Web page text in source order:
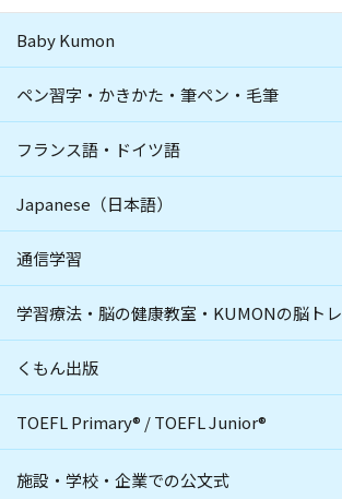
Baby Kumon
ペン習字・かきかた・筆ペン・毛筆
フランス語・ドイツ語
Japanese（日本語）
通信学習
学習療法・脳の健康教室・KUMONの脳トレ
くもん出版
TOEFL Primary® /TOEFL Junior®
施設・学校・企業での公文式